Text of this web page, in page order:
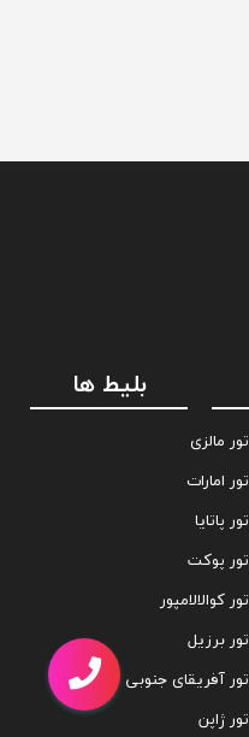
بلیط ها
تور مالزی
تور امارات
تور پاتایا
تور پوکت
تور کوالالامپور
تور برزیل
تور آفریقای جنوبی
تور ژاپن